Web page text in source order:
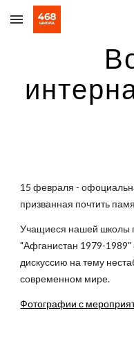
Skip to main content
15 февраля -
призванная почтить
Учащиеся нашей школы
"Афганистан 1979-1989"
дискуссию на тему
современном мире.
Фотографии с